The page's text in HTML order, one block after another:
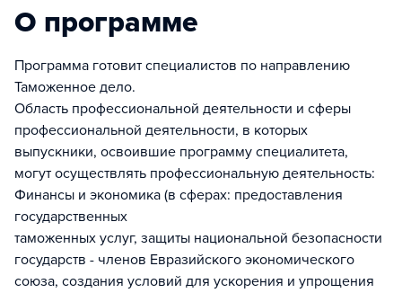
О программе
Программа готовит специалистов по направлению
Таможенное дело.
Область профессиональной деятельности и сферы
профессиональной деятельности, в которых
выпускники, освоившие программу специалитета,
могут осуществлять профессиональную деятельность:
Финансы и экономика (в сферах: предоставления
государственных
таможенных услуг, защиты национальной безопасности
государств - членов Евразийского экономического
союза, создания условий для ускорения и упрощения